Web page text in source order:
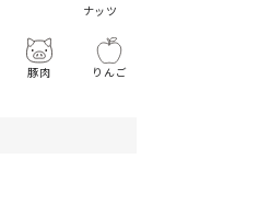
ナッツ
豚肉 りんご